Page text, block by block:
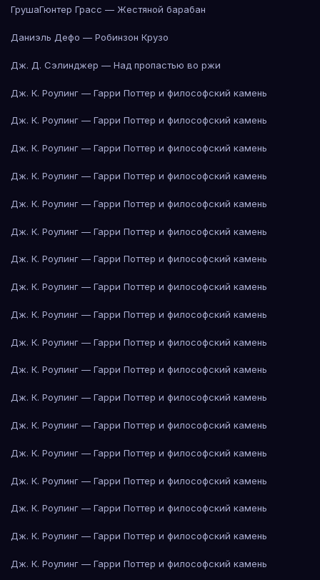
ГрушаГюнтер Грасс — Жестяной барабан
Даниэль Дефо — Робинзон Крузо
Дж. Д. Сэлинджер — Над пропастью во ржи
Дж. К. Роулинг — Гарри Поттер и философский камень
Дж. К. Роулинг — Гарри Поттер и философский камень
Дж. К. Роулинг — Гарри Поттер и философский камень
Дж. К. Роулинг — Гарри Поттер и философский камень
Дж. К. Роулинг — Гарри Поттер и философский камень
Дж. К. Роулинг — Гарри Поттер и философский камень
Дж. К. Роулинг — Гарри Поттер и философский камень
Дж. К. Роулинг — Гарри Поттер и философский камень
Дж. К. Роулинг — Гарри Поттер и философский камень
Дж. К. Роулинг — Гарри Поттер и философский камень
Дж. К. Роулинг — Гарри Поттер и философский камень
Дж. К. Роулинг — Гарри Поттер и философский камень
Дж. К. Роулинг — Гарри Поттер и философский камень
Дж. К. Роулинг — Гарри Поттер и философский камень
Дж. К. Роулинг — Гарри Поттер и философский камень
Дж. К. Роулинг — Гарри Поттер и философский камень
Дж. К. Роулинг — Гарри Поттер и философский камень
Дж. К. Роулинг — Гарри Поттер и философский камень